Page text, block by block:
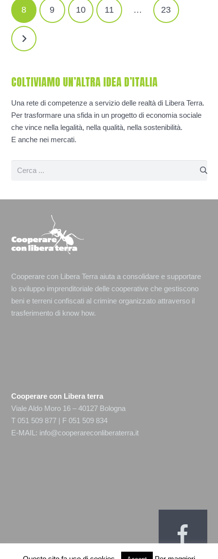
8 9 10 11 … 23
COLTIVIAMO UN’ALTRA IDEA D’ITALIA
Una rete di competenze a servizio delle realtà di Libera Terra.
Per trasformare una sfida in un progetto di economia sociale
che vince nella legalità, nella qualità, nella sostenibilità.
E anche nei mercati.
Cooperare con Libera Terra aiuta a consolidare e supportare
lo sviluppo imprenditoriale delle cooperative che gestiscono
beni e terreni confiscati al crimine organizzato attraverso il
trasferimento di know how.
Cooperare con Libera terra
Viale Aldo Moro 16 – 40127 Bologna
T 051 509 877 | F 051 509 834
E-MAIL: info@cooperareconliberaterra.it